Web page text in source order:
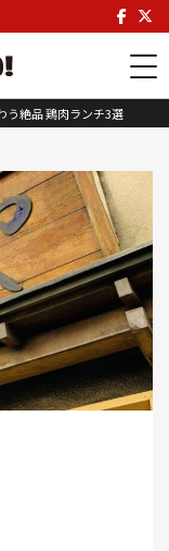
う絶品 鶏肉ランチ3選